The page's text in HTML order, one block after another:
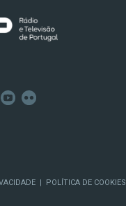
POLÍTICA DE COOKIES